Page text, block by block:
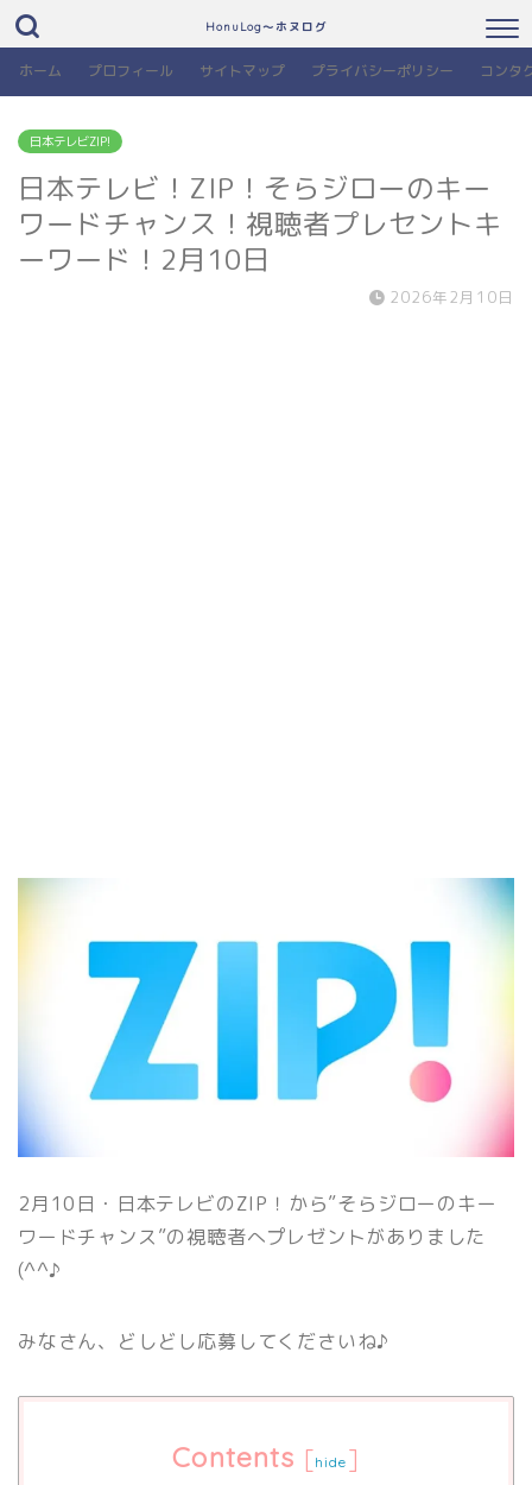
HonuLog～ホヌログ
ホーム プロフィール サイトマップ プライバシーポリシー コンタ
日本テレビZIP!
日本テレビ！ZIP！そらジローのキー
ワードチャンス！視聴者プレセントキ
ーワード！2月10日
2026年2月10日
2月10日・日本テレビのZIP！から”そらジローのキー
ワードチャンス”の視聴者へプレゼントがありました
(^^♪
みなさん、どしどし応募してくださいね♪
Contents [hide ]